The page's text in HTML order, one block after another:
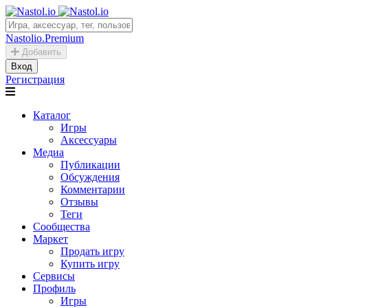
Nastolio.Premium
Добавить
Вход
Регистрация
Каталог
Игры
Аксессуары
Медиа
Публикации
Обсуждения
Комментарии
Отзывы
Теги
Сообщества
Маркет
Продать игру
Купить игру
Сервисы
Профиль
Игры